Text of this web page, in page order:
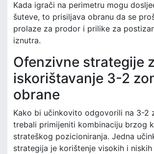
Kada igrači na perimetru mogu
šuteve, to prisiljava obranu da se
prolaze za prodor i prilike za
iznutra.
Ofenzivne strategije
iskorištavanje 3-2
obrane
Kako bi učinkovito odgovorili na 3-2
trebali primijeniti kombinaciju brzog
strateškog pozicioniranja. Jedna
strategija je korištenje visokih i